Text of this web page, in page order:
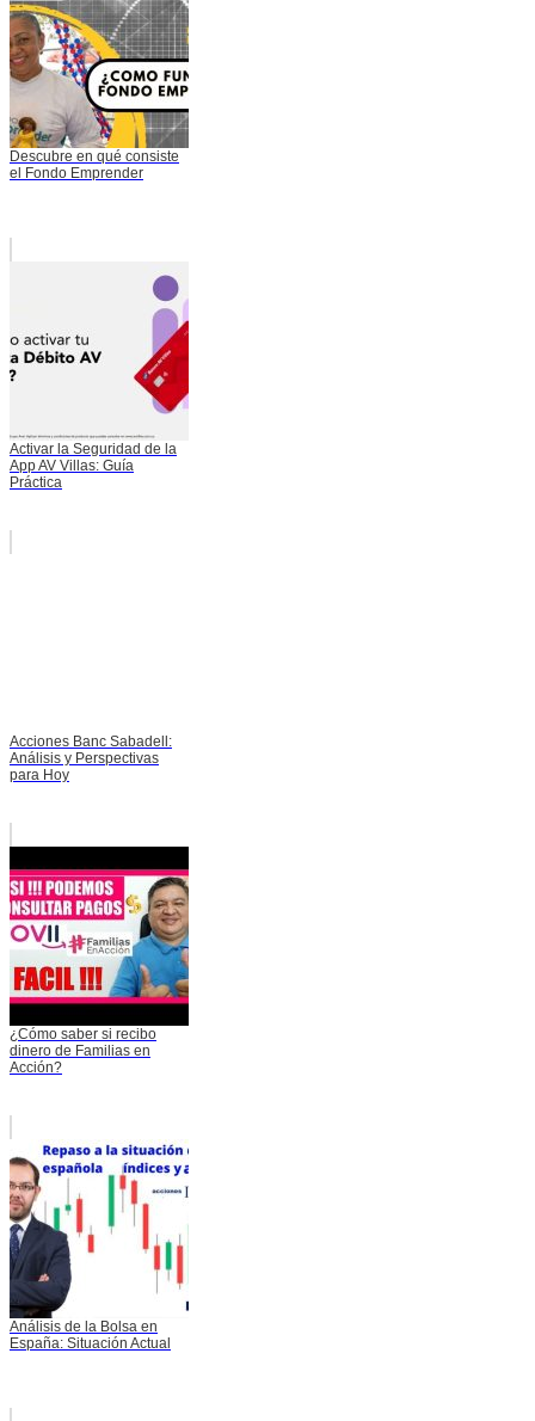
Descubre en qué consiste
el Fondo Emprender
Activar la Seguridad de la
App AV Villas: Guía
Práctica
Acciones Banc Sabadell:
Análisis y Perspectivas
para Hoy
¿Cómo saber si recibo
dinero de Familias en
Acción?
Análisis de la Bolsa en
España: Situación Actual